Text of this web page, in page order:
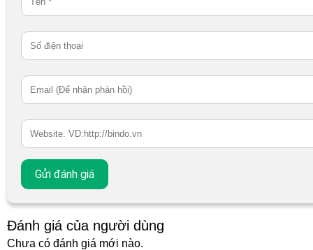
Đánh giá của người dùng
Chưa có đánh giá mới nào.